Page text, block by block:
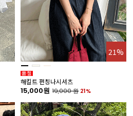
21%
해킬트 펀칭나시셔츠
15,000원 19,000원 21%